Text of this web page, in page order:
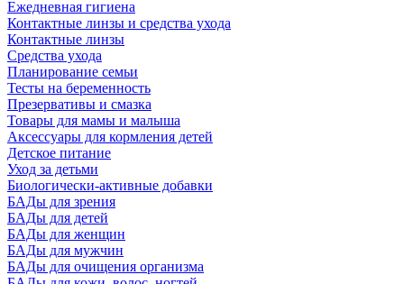
Ежедневная гигиена
Контактные линзы и средства ухода
Контактные линзы
Средства ухода
Планирование семьи
Тесты на беременность
Презервативы и смазка
Товары для мамы и малыша
Аксессуары для кормления детей
Детское питание
Уход за детьми
Биологически-активные добавки
БАДы для зрения
БАДы для детей
БАДы для женщин
БАДы для мужчин
БАДы для очищения организма